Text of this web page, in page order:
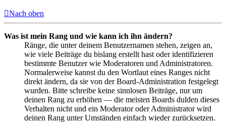
Nach oben
Was ist mein Rang und wie kann ich ihn ändern?
Ränge, die unter deinem Benutzernamen stehen, zeigen an,
wie viele Beiträge du bislang erstellt hast oder identifizieren
bestimmte Benutzer wie Moderatoren und Administratoren.
Normalerweise kannst du den Wortlaut eines Ranges nicht
direkt ändern, da sie von der Board-Administration festgelegt
wurden. Bitte schreibe keine sinnlosen Beiträge, nur um
deinen Rang zu erhöhen — die meisten Boards dulden dieses
Verhalten nicht und ein Moderator oder Administrator wird
deinen Rang unter Umständen einfach wieder zurücksetzen.